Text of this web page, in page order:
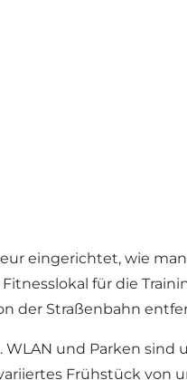
eingerichtet, wie
für die
der Straßenbahn
und Parken
Frühstück von